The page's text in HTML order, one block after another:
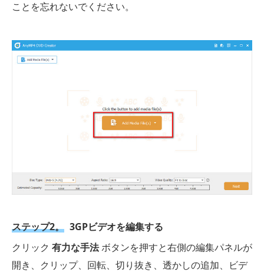
ことを忘れないでください。
ステップ2。 3GPビデオを編集する
クリック 有力な手法ボタンを押すと右側の編集パネルが
開き、クリップ、回転、切り抜き、透かしの追加、ビデ